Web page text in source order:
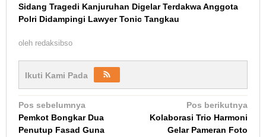
Sidang Tragedi Kanjuruhan Digelar Terdakwa Anggota
Polri Didampingi Lawyer Tonic Tangkau
oleh redaksibso
Ikuti Kami Pada
Navigasi
pos
Pos sebelumnya
Pemkot Bongkar Dua
Penutup Fasad Guna
Pos berikutnya
Kolaborasi Trio Harmoni
Gelar Pameran Foto